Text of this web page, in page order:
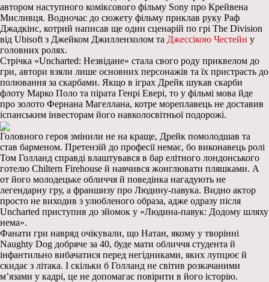
автором наступного коміксового фільму Sony про Крейвена
Мисливця. Водночас до сюжету фільму приклав руку Раф
Джадкінс, котрий написав ще один сценарій по грі The Division
від Ubisoft з Джейком Джилленхолом та Джессікою Честейн у
головних ролях.
Стрічка «Uncharted: Незвідане» стала свого роду приквелом до
гри, автори взяли лише основних персонажів та їх пристрасть до
полювання за скарбами. Якщо в іграх Дрейк шукав скарби
флоту Марко Поло та пірата Генрі Евері, то у фільмі мова йде
про золото Фернана Магеллана, котре мореплавець не доставив
іспанським інвесторам його навколосвітньої подорожі.
Головного героя змінили не на краще, Дрейк помолодшав та
став барменом. Претензій до професії немає, бо виконавець ролі
Том Голланд справді влаштувався в бар елітного лондонського
готелю Chiltern Firehouse й навчився жонглювати пляшками. А
от його молодецьке обличчя й поведінка нагадують не
легендарну гру, а франшизу про Людину-павука. Видно актор
просто не виходив з улюбленого образа, адже одразу після
Uncharted приступив до зйомок у «Людина-павук: Додому шляху
нема».
Фанати гри навряд очікували, що Натан, якому у творінні
Naughty Dog добряче за 40, буде мати обличчя студента й
інфантильно вибачатися перед негідниками, яких лупцює й
скидає з літака. І скільки б Голланд не світив розкачаними
м’язами у кадрі, це не допомагає повірити в його історію.